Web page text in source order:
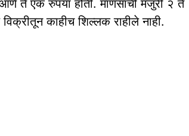
आणे ते एक रुपया होती. माणसांची मजुरी २ ते
काहीच शिल्लक राहीले नाही.